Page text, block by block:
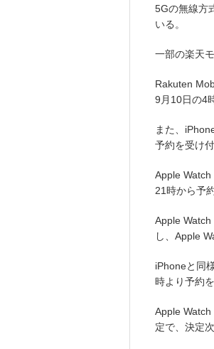
5Gの無線方
いる。
一部の楽天
Rakuten
9月10日の4
また、
予約を受け付
Apple
21時から予
Apple
し、Apple
iPhoneと同
時より予約
Apple
定で、決定